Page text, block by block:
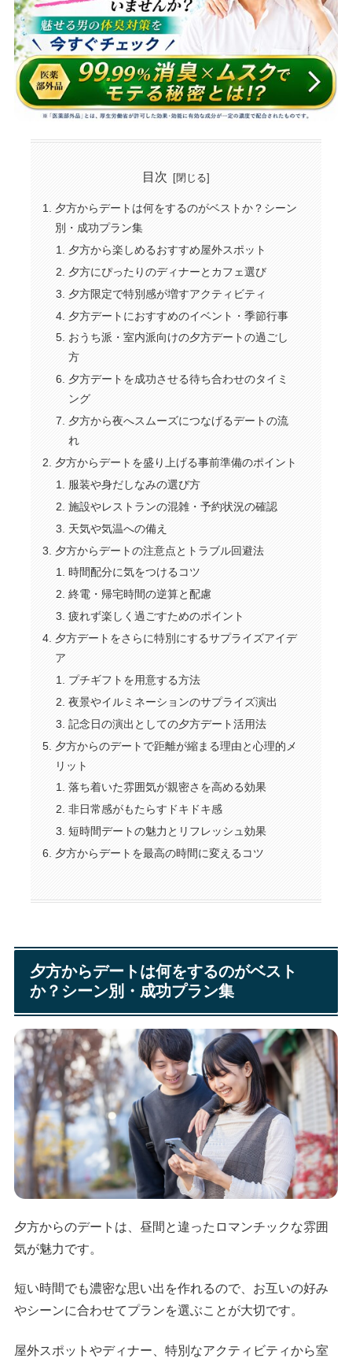
目次
夕方からデートは何をするのがベストか？シーン
別・成功プラン集
夕方から楽しめるおすすめ屋外スポット
夕方にぴったりのディナーとカフェ選び
夕方限定で特別感が増すアクティビティ
夕方デートにおすすめのイベント・季節行事
おうち派・室内派向けの夕方デートの過ごし
方
夕方デートを成功させる待ち合わせのタイミ
ング
夕方から夜へスムーズにつなげるデートの流
れ
夕方からデートを盛り上げる事前準備のポイント
服装や身だしなみの選び方
施設やレストランの混雑・予約状況の確認
天気や気温への備え
夕方からデートの注意点とトラブル回避法
時間配分に気をつけるコツ
終電・帰宅時間の逆算と配慮
疲れず楽しく過ごすためのポイント
夕方デートをさらに特別にするサプライズアイデ
ア
プチギフトを用意する方法
夜景やイルミネーションのサプライズ演出
記念日の演出としての夕方デート活用法
夕方からのデートで距離が縮まる理由と心理的メ
リット
落ち着いた雰囲気が親密さを高める効果
非日常感がもたらすドキドキ感
短時間デートの魅力とリフレッシュ効果
夕方からデートを最高の時間に変えるコツ
夕方からデートは何をするのがベスト
か？シーン別・成功プラン集
夕方からのデートは、昼間と違ったロマンチックな雰囲
気が魅力です。
短い時間でも濃密な思い出を作れるので、お互いの好み
やシーンに合わせてプランを選ぶことが大切です。
屋外スポットやディナー、特別なアクティビティから室